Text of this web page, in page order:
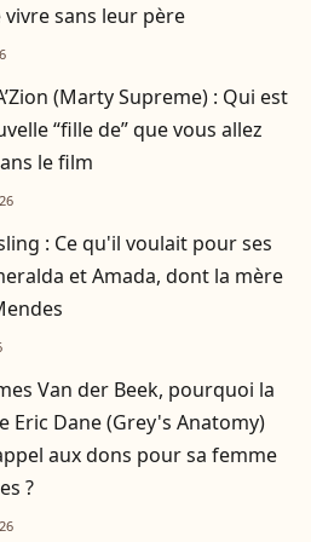
vivre sans leur père
(Marty Supreme) : Qui est
“fille de” que vous allez
le film
: Ce qu'il voulait pour ses
et Amada, dont la mère
Van der Beek, pourquoi la
Eric Dane (Grey's Anatomy)
aux dons pour sa femme
?